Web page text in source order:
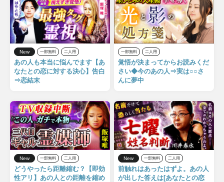
New 一部無料 二人用
あの人も本当に悩んでます【あ
なたとの恋に対する決心】告白
⇒恋結末
一部無料 二人用
覚悟が決まってからお読みくだ
さい◆今のあの人⇒実は○○さ
んに夢中
New 一部無料 二人用
どうやったら距離縮む？【即効
性アリ】あの人との距離を縮め
New 一部無料 二人用
前触れはあったはずよ。あの人
が出した答えは[あなたとの恋